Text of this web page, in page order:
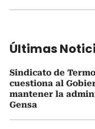
Últimas
Sindicato de
cuestiona al
mantener la
Gensa